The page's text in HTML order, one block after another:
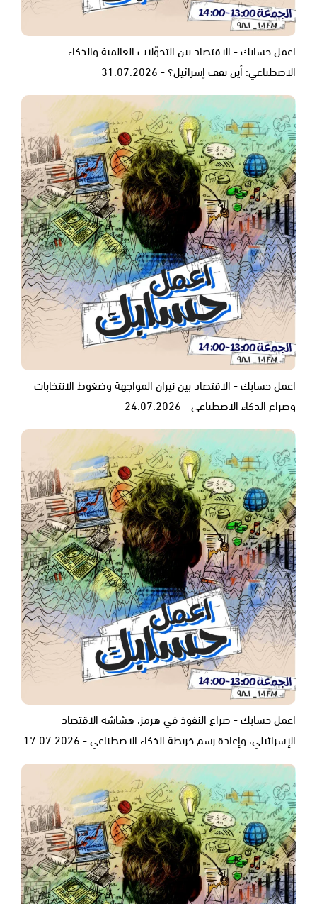
اعمل حسابك - الاقتصاد بين التحوّلات العالمية والذكاء
الاصطناعي: أين تقف إسرائيل؟ - 31.07.2026
اعمل حسابك - الاقتصاد بين نيران المواجهة وضغوط الانتخابات
وصراع الذكاء الاصطناعي - 24.07.2026
اعمل حسابك - صراع النفوذ في هرمز، هشاشة الاقتصاد
الإسرائيلي، وإعادة رسم خريطة الذكاء الاصطناعي - 17.07.2026